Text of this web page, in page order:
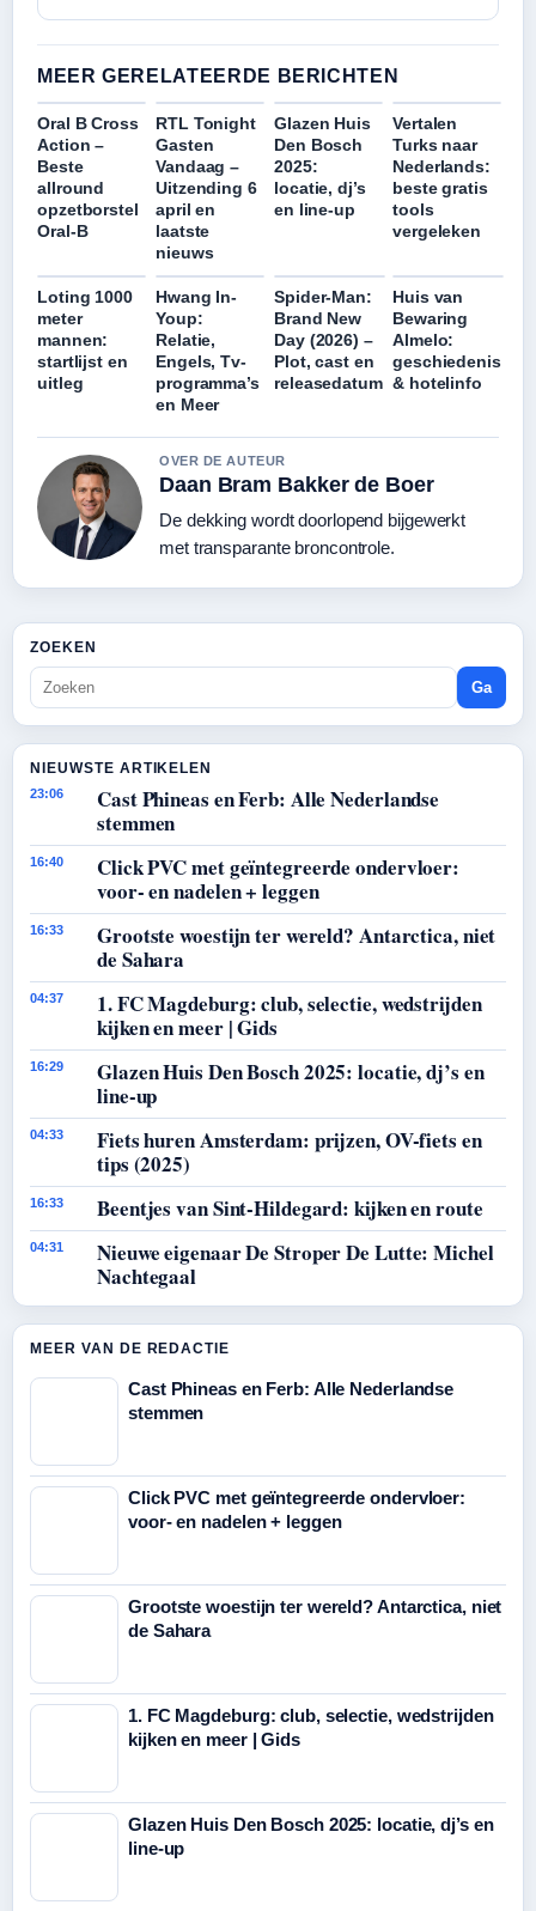
MEER GERELATEERDE BERICHTEN
Oral B Cross
Action –
Beste
allround
opzetborstel
Oral-B
RTL Tonight
Gasten
Vandaag –
Uitzending 6
april en
laatste
nieuws
Glazen Huis
Den Bosch
2025:
locatie, dj’s
en line-up
Vertalen
Turks naar
Nederlands:
beste gratis
tools
vergeleken
Loting 1000
meter
mannen:
startlijst en
uitleg
Hwang In-
Youp:
Relatie,
Engels, Tv-
programma’s
en Meer
Spider-Man:
Brand New
Day (2026) –
Plot, cast en
releasedatum
Huis van
Bewaring
Almelo:
geschiedenis
& hotelinfo
OVER DE AUTEUR
Daan Bram Bakker de Boer
De dekking wordt doorlopend bijgewerkt
met transparante broncontrole.
ZOEKEN
Ga
NIEUWSTE ARTIKELEN
23:06
Cast Phineas en Ferb: Alle Nederlandse
stemmen
16:40
Click PVC met geïntegreerde ondervloer:
voor- en nadelen + leggen
16:33
Grootste woestijn ter wereld? Antarctica, niet
de Sahara
04:37
1. FC Magdeburg: club, selectie, wedstrijden
kijken en meer | Gids
16:29
Glazen Huis Den Bosch 2025: locatie, dj’s en
line-up
04:33
Fiets huren Amsterdam: prijzen, OV-fiets en
tips (2025)
16:33 Beentjes van Sint-Hildegard: kijken en route
04:31
Nieuwe eigenaar De Stroper De Lutte: Michel
Nachtegaal
MEER VAN DE REDACTIE
Cast Phineas en Ferb: Alle Nederlandse
stemmen
Click PVC met geïntegreerde ondervloer:
voor- en nadelen + leggen
Grootste woestijn ter wereld? Antarctica, niet
de Sahara
1. FC Magdeburg: club, selectie, wedstrijden
kijken en meer | Gids
Glazen Huis Den Bosch 2025: locatie, dj’s en
line-up